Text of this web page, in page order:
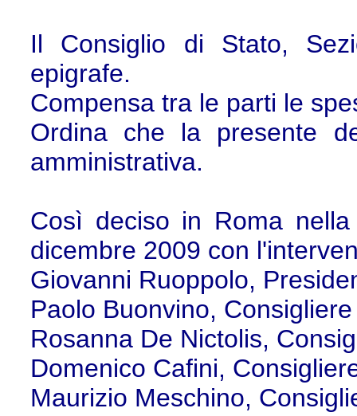
Il Consiglio di Stato,
epigrafe.
Compensa tra le parti le
Ordina che la presente
amministrativa.
Così deciso in Roma
dicembre 2009 con
Giovanni Ruoppolo,
Paolo Buonvino, Consigliere
Rosanna De Nictolis,
Domenico Cafini,
Maurizio Meschino,